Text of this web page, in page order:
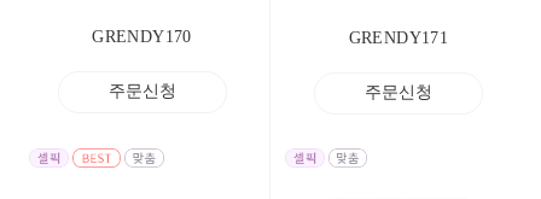
GRENDY170
주문신청
GRENDY171
주문신청